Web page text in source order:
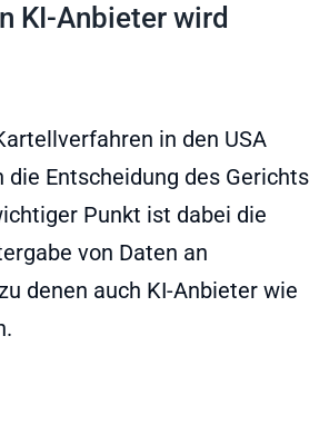
KI-Anbieter wird
in den USA
die Entscheidung des Gerichts
Punkt ist dabei die
von Daten an
denen auch KI-Anbieter wie